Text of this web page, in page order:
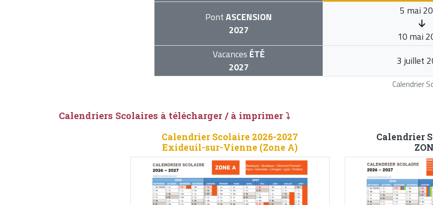
Calendrier
PontASCENSION
2027
5 mai
10 mai
Vacances ÉTÉ
2027
3 juillet
Calendriers Scolaires à télécharger / à imprimer ⤵
Calendrier Scolaire 2026-2027
Exideuil-sur-Vienne (Zone A)
Calendrier